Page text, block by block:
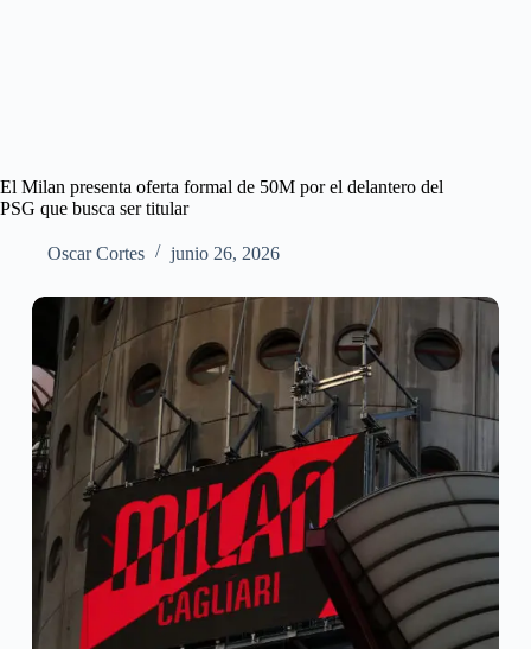
El Milan presenta oferta formal de 50M por el delantero del
PSG que busca ser titular
Oscar Cortes junio 26, 2026